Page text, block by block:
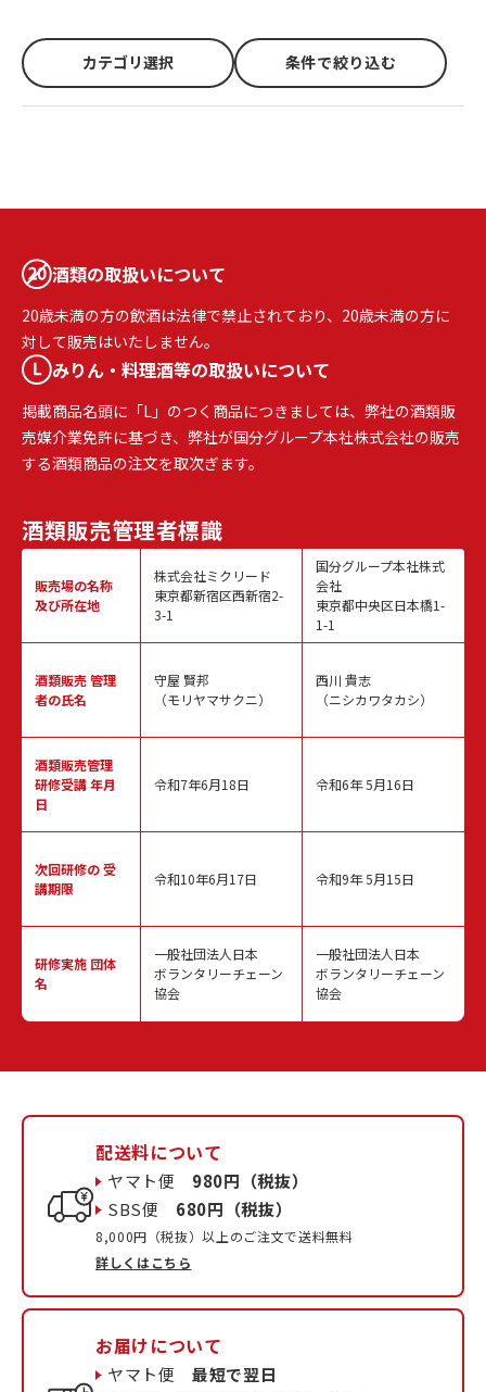
カテゴリ選択 条件で絞り込む
酒類の取扱いについて
20歳未満の方の飲酒は法律で禁止されており、20歳未満の方に
対して販売はいたしません。
みりん・料理酒等の取扱いについて
掲載商品名頭に「L」のつく商品につきましては、弊社の酒類販
売媒介業免許に基づき、弊社が国分グループ本社株式会社の販売
する酒類商品の注文を取次ぎます。
酒類販売管理者標識
販売場の名称
及び所在地
酒類販売管理
者の氏名
酒類販売管理
研修受講 年月
日
次回研修の受
講期限
研修実施 団体
名
株式会社ミクリード
東京都新宿区西新宿2-
3-1
守屋 賢邦
（モリヤマサクニ）
令和7年6月18日
令和10年6月17日
一般社団法人日本
ボランタリーチェーン
協会
国分グループ本社株式
会社
東京都中央区日本橋1-
1-1
西川 貴志
（ニシカワタカシ）
令和6年 5月16日
令和9年 5月15日
一般社団法人日本
ボランタリーチェーン
協会
配送料について
ヤマト便 980円（税抜）
SBS便 680円（税抜）
8,000円（税抜）以上のご注文で送料無料
詳しくはこちら
お届けについて
ヤマト便最短で翌日